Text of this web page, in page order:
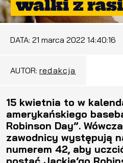
walki z
DATA: 21 marca 2022 14:40:16
AUTOR: redakcja
15 kwietnia to w
amerykańskiego
Robinson Day”.
zawodnicy występują
numerem 42, aby